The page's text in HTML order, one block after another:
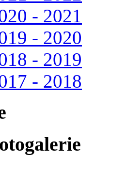
- 2021
- 2020
- 2019
- 2018